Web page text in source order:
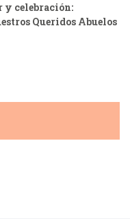
y celebración:
Queridos Abuelos